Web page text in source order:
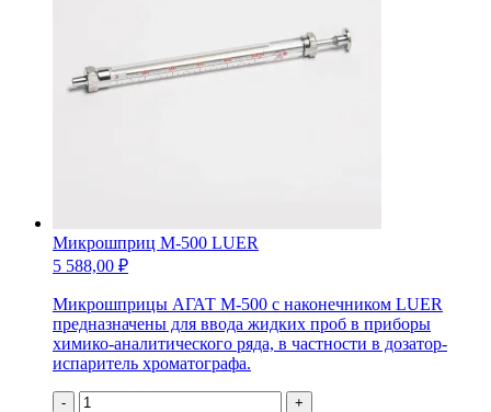
Микрошприц М-500 LUER
5 588,00 ₽
Микрошприцы АГАТ М-500 с наконечником LUER
предназначены для ввода жидких проб в приборы
химико-аналитического ряда, в частности в дозатор-
испаритель хроматографа.
-
Количество
+